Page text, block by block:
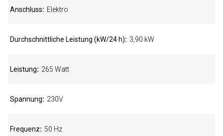
Anschluss Elektro
Durchschnittliche Leistung (kW/24 h) 3,90 kW
Leistung 265 Watt
Spannung 230V
Frequenz 50 Hz